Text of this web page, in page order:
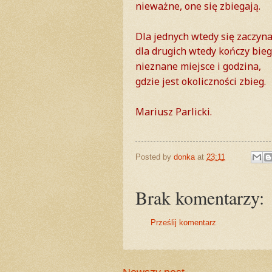
nieważne, one się zbiegają.
Dla jednych wtedy się
dla drugich wtedy kończy
nieznane miejsce i godzina,
gdzie jest okoliczności zbieg.
Mariusz Parlicki.
Posted by donka at 23:11
Brak komentarzy:
Prześlij komentarz